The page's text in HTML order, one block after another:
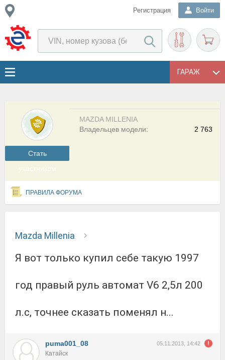
Регистрация Войти
ГАРАЖ
Cтать
участником
MAZDA MILLENIA
2 763
Владельцев модели:
ПРАВИЛА ФОРУМА
Mazda Millenia
я вот только купил себе такую 1997
год правый руль автомат V6 2,5л 200
л.с, точнее сказать поменял н...
puma001_08 05.11.2013, 14:42
Катайск